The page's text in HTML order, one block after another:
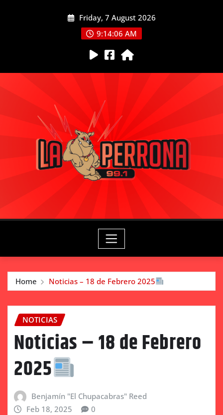
Friday, 7 August 2026
9:14:07 AM
Home Noticias – 18 de Febrero 2025
NOTICIAS
Noticias – 18 de Febrero
2025
Benjamín "El Chupacabras" Reed
Feb 18, 2025
0